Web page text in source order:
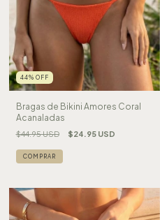
44% OFF
Bragas de Bikini Amores Coral
Acanaladas
$44.95 USD $24.95 USD
COMPRAR